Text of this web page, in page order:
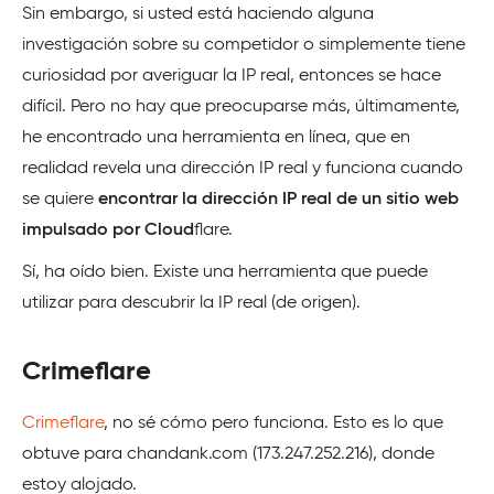
Sin embargo, si usted está haciendo alguna
investigación sobre su competidor o simplemente tiene
curiosidad por averiguar la IP real, entonces se hace
difícil. Pero no hay que preocuparse más, últimamente,
he encontrado una herramienta en línea, que en
realidad revela una dirección IP real y funciona cuando
se quiere encontrar la dirección IP real de un sitio web
impulsado por Cloudflare.
Sí, ha oído bien. Existe una herramienta que puede
utilizar para descubrir la IP real (de origen).
Crimeflare
Crimeflare, no sé cómo pero funciona. Esto es lo que
obtuve para chandank.com (173.247.252.216), donde
estoy alojado.